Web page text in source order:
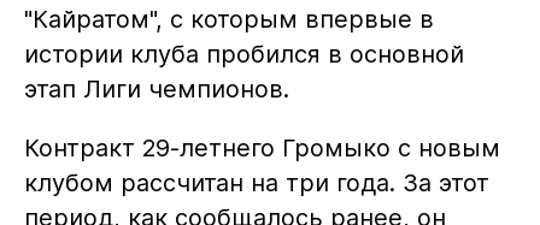
"Кайратом", с которым впервые в
истории клуба пробился в основной
этап Лиги чемпионов.
Контракт 29-летнего Громыко с новым
клубом рассчитан на три года. За этот
период, как сообщалось ранее, он